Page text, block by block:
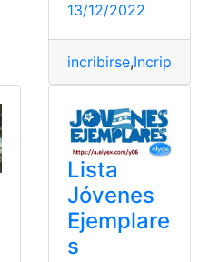
13/12/2022
incribirse,Incripciones
Lista
Jóvenes
Ejemplare
s